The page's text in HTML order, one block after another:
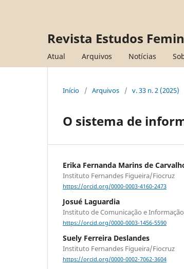
Revista Estudos
Atual Arquivos Notícias
Início / Arquivos / v. 33 n. 2 (2025)
O sistema de
Erika Fernanda Marins de
Instituto Fernandes Figueira/Fiocruz
https://orcid.org/0000-0003-4160-2473
Josué Laguardia
Instituto de Comunicação e
https://orcid.org/0000-0003-1456-5590
Suely Ferreira Deslandes
Instituto Fernandes Figueira/Fiocruz
https://orcid.org/0000-0002-7062-3604